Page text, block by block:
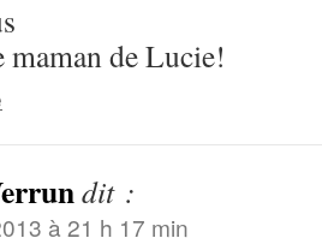
maman de Lucie!
dit :
à 21 h 17 min